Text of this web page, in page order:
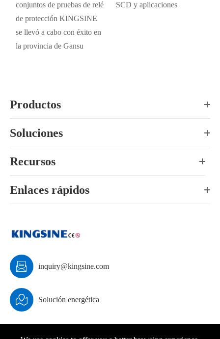
conjuntos de pruebas de relé
de protección KINGSINE
se llevó a cabo con éxito en
la provincia de Gansu
SCD y aplicaciones
Productos
Soluciones
Recursos
Enlaces rápidos
 inquiry@kingsine.com
 Solución energética